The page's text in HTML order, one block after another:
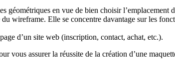
en vue de bien choisir l’emplacement
wireframe. Elle se concentre davantage sur les
d’un site web (inscription, contact, achat, etc.).
vous assurer la réussite de la création d’une